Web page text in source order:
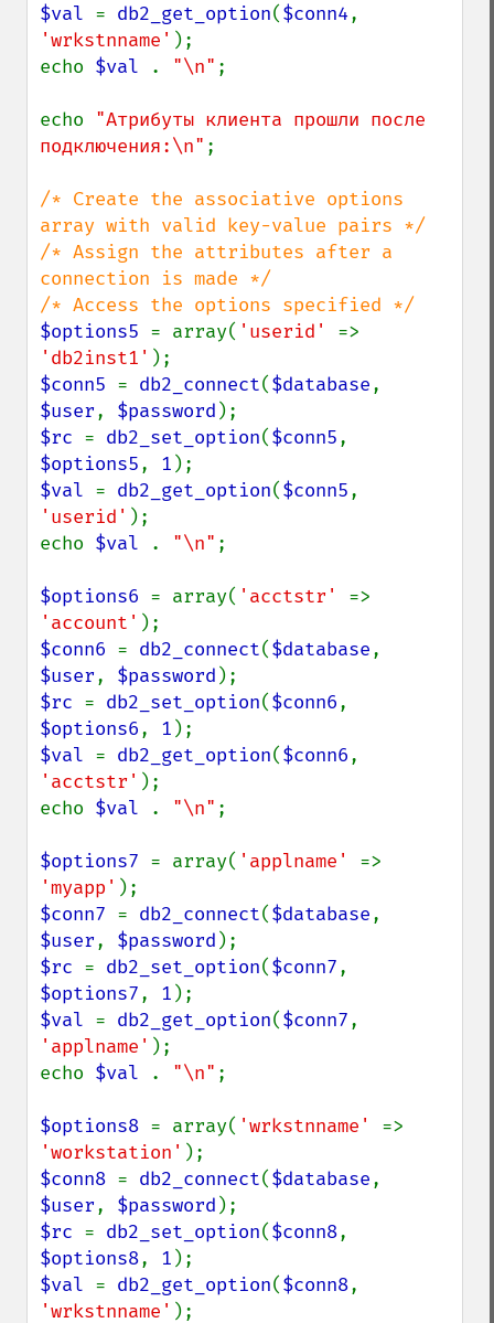
$val = db2_get_option($conn4
'wrkstnname' );
echo $val . "\n" ;
echo "Атрибуты клиента прошли после
подключения:\n" ;
/* Create the associative options
array with valid key-value pairs */
/* Assign the attributes after a
connection is made */
$options5 = array( 'userid'
'db2inst1'
$conn5 = db2_connect($database
$user, $password
$rc = db2_set_option($conn5
$options5, 1
$val = db2_get_option($conn5
'userid' );
echo $val . "\n" ;
$options6 = array( 'acctstr'
'account'
$conn6 = db2_connect($database
$user, $password
$rc = db2_set_option($conn6
$options6, 1
$val = db2_get_option($conn6
'acctstr' );
echo $val . "\n" ;
$options7 = array( 'applname'
'myapp'
$conn7 = db2_connect($database
$user, $password
$rc = db2_set_option($conn7
$options7, 1
$val = db2_get_option($conn7
'applname' );
echo $val . "\n" ;
$options8 = array( 'wrkstnname'
'workstation'
$conn8 = db2_connect($database
$user, $password
$rc = db2_set_option($conn8
$options8, 1
$val = db2_get_option($conn8
'wrkstnname' );